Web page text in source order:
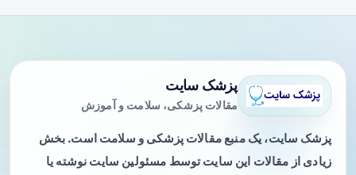
پزشک سایت
مقالات پزشکی، سلامت و آموزش
پزشک سایت، یک منبع مقالات پزشکی و سلامت است. بخش
زیادی از مقالات این سایت توسط مسئولین سایت نوشته یا